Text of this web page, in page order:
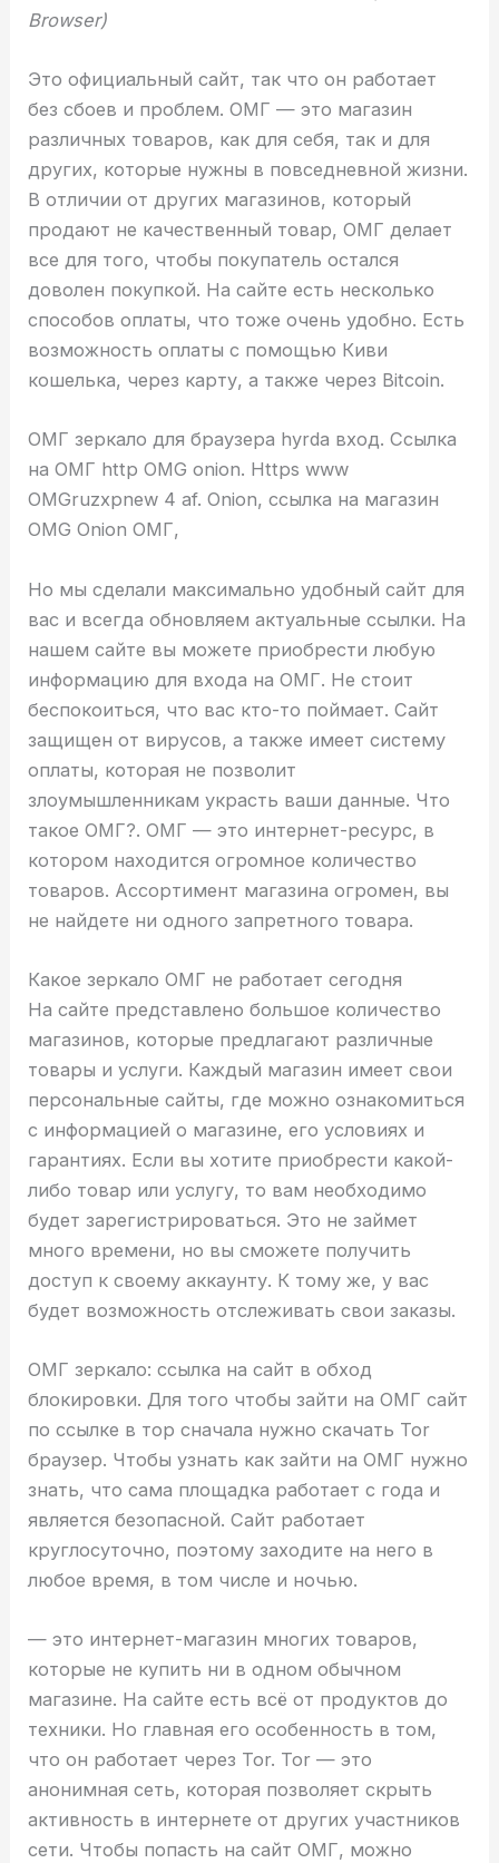
Browser)
Это официальный сайт, так что он работает
без сбоев и проблем. ОМГ — это магазин
различных товаров, как для себя, так и для
других, которые нужны в повседневной жизни.
В отличии от других магазинов, который
продают не качественный товар, ОМГ делает
все для того, чтобы покупатель остался
доволен покупкой. На сайте есть несколько
способов оплаты, что тоже очень удобно. Есть
возможность оплаты с помощью Киви
кошелька, через карту, а также через Bitcoin.
ОМГ зеркало для браузера hyrda вход. Ссылка
на ОМГ http OMG onion. Https www
OMGruzxpnew 4 af. Onion, ссылка на магазин
OMG Onion ОМГ,
Но мы сделали максимально удобный сайт для
вас и всегда обновляем актуальные ссылки. На
нашем сайте вы можете приобрести любую
информацию для входа на ОМГ. Не стоит
беспокоиться, что вас кто-то поймает. Сайт
защищен от вирусов, а также имеет систему
оплаты, которая не позволит
злоумышленникам украсть ваши данные. Что
такое ОМГ?. ОМГ — это интернет-ресурс, в
котором находится огромное количество
товаров. Ассортимент магазина огромен, вы
не найдете ни одного запретного товара.
Какое зеркало ОМГ не работает сегодня
На сайте представлено большое количество
магазинов, которые предлагают различные
товары и услуги. Каждый магазин имеет свои
персональные сайты, где можно ознакомиться
с информацией о магазине, его условиях и
гарантиях. Если вы хотите приобрести какой-
либо товар или услугу, то вам необходимо
будет зарегистрироваться. Это не займет
много времени, но вы сможете получить
доступ к своему аккаунту. К тому же, у вас
будет возможность отслеживать свои заказы.
ОМГ зеркало: ссылка на сайт в обход
блокировки. Для того чтобы зайти на ОМГ сайт
по ссылке в тор сначала нужно скачать Tor
браузер. Чтобы узнать как зайти на ОМГ нужно
знать, что сама площадка работает с года и
является безопасной. Сайт работает
круглосуточно, поэтому заходите на него в
любое время, в том числе и ночью.
— это интернет-магазин многих товаров,
которые не купить ни в одном обычном
магазине. На сайте есть всё от продуктов до
техники. Но главная его особенность в том,
что он работает через Tor. Tor — это
анонимная сеть, которая позволяет скрыть
активность в интернете от других участников
сети. Чтобы попасть на сайт ОМГ, можно